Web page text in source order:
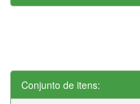
Conjunto de itens: